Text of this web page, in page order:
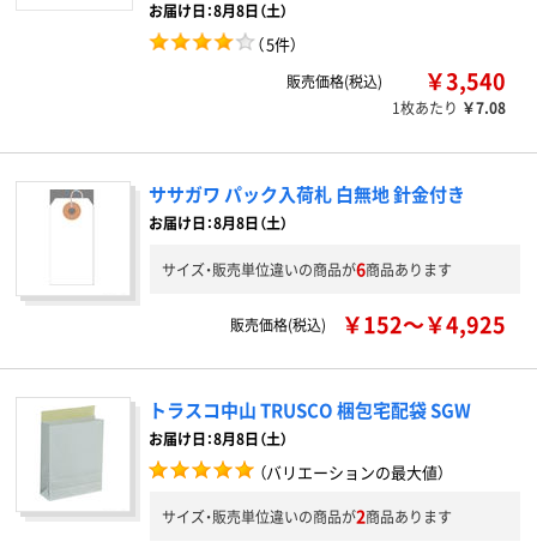
お届け日：8月8日（土）
（5件）
販売価格(税込) ￥3,540
1枚あたり ￥7.08
ササガワ パック入荷札 白無地 針金付き
お届け日：8月8日（土）
サイズ・販売単位違いの商品が6商品あります
販売価格(税込) ￥152～￥4,925
トラスコ中山 TRUSCO 梱包宅配袋 SGW
お届け日：8月8日（土）
（バリエーションの最大値）
サイズ・販売単位違いの商品が2商品あります